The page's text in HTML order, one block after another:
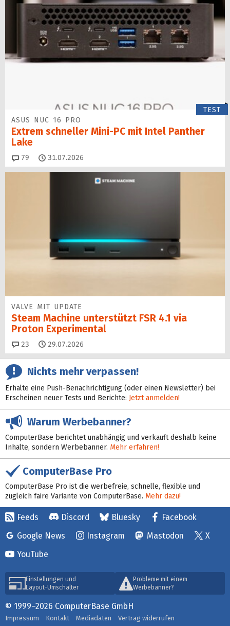
TEST
ASUS NUC 16 PRO
Extrem schneller Mini-PC mit Intel Panther
Lake
79 Kommentare
31.07.2026
VALVE MIT UPDATE
Steam Machine unterstützt FSR 4.1 via
Proton Experimental
23 Kommentare
29.07.2026
Nichts mehr verpassen!
Erhalte eine Push-Benachrichtigung (oder einen Newsletter) bei
Erscheinen neuer Tests und Berichte: Jetzt anmelden!
Warum Werbebanner?
ComputerBase berichtet unabhängig und verkauft deshalb keine
Inhalte, sondern Werbebanner. Mehr erfahren!
ComputerBase Pro
ComputerBase Pro ist die werbefreie, schnelle, flexible und
zugleich faire Variante von ComputerBase. Mehr dazu!
Feeds Discord Bluesky
Facebook
Google News
Instagram Mastodon
X
YouTube
Einstellungen und
Layout-Umschalter
Probleme mit einem
Werbebanner?
© 1999–2026 ComputerBase GmbH
Impressum Kontakt Mediadaten
Vertrag widerrufen